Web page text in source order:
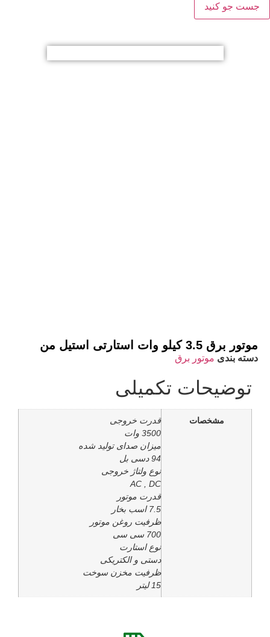
جست جو کنید
موتور برق 3.5 کیلو وات استارتی استیل من
دسته بندی موتور برق
توضیحات تکمیلی
مشخصات
قدرت خروجی
3500 وات
میزان صدای تولید شده
94 دسی بل
نوع ولتاژ خروجی
AC , DC
قدرت موتور
7.5 اسب بخار
ظرفیت روغن موتور
700 سی سی
نوع استارت
دستی و الکتریکی
ظرفیت مخزن سوخت
15 لیتر